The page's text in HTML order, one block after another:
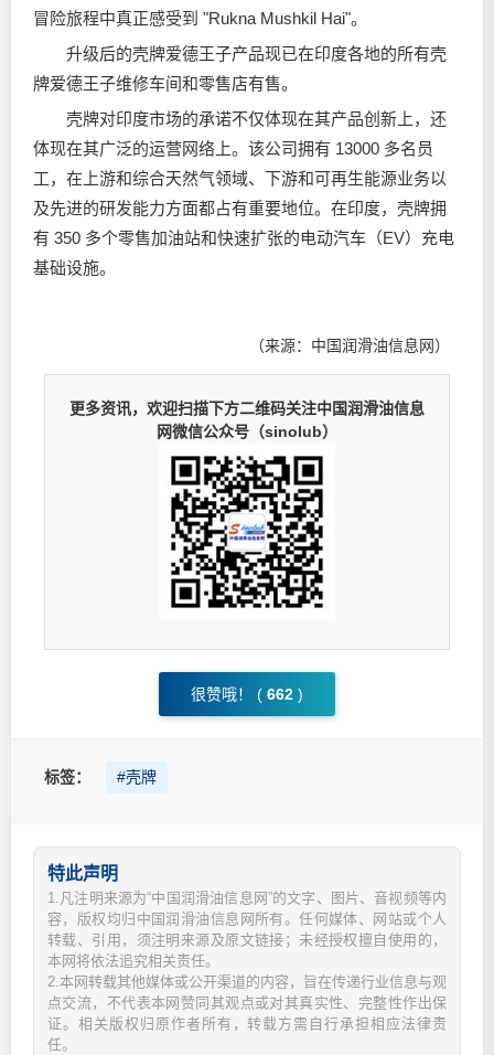
冒险旅程中真正感受到 "Rukna Mushkil Hai"。
升级后的壳牌爱德王子产品现已在印度各地的所有壳
牌爱德王子维修车间和零售店有售。
壳牌对印度市场的承诺不仅体现在其产品创新上，还
体现在其广泛的运营网络上。该公司拥有 13000 多名员
工，在上游和综合天然气领域、下游和可再生能源业务以
及先进的研发能力方面都占有重要地位。在印度，壳牌拥
有 350 多个零售加油站和快速扩张的电动汽车（EV）充电
基础设施。
（来源：中国润滑油信息网）
更多资讯，欢迎扫描下方二维码关注中国润滑油信息
网微信公众号（sinolub）
很赞哦！ ( 662 )
标签： #壳牌
特此声明
1.凡注明来源为“中国润滑油信息网”的文字、图片、音视频等内
容，版权均归中国润滑油信息网所有。任何媒体、网站或个人
转载、引用，须注明来源及原文链接；未经授权擅自使用的，
本网将依法追究相关责任。
2.本网转载其他媒体或公开渠道的内容，旨在传递行业信息与观
点交流，不代表本网赞同其观点或对其真实性、完整性作出保
证。相关版权归原作者所有，转载方需自行承担相应法律责
任。